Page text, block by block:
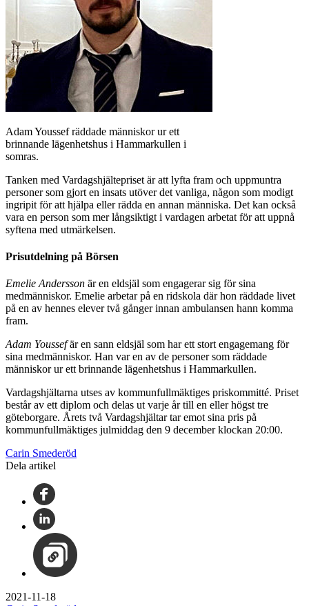
Adam Youssef räddade människor ur ett
brinnande lägenhetshus i Hammarkullen i
somras.
Tanken med Vardagshjältepriset är att lyfta fram och uppmuntra
personer som gjort en insats utöver det vanliga, någon som modigt
ingripit för att hjälpa eller rädda en annan människa. Det kan också
vara en person som mer långsiktigt i vardagen arbetat för att uppnå
syftena med utmärkelsen.
Prisutdelning på Börsen
Emelie Andersson är en eldsjäl som engagerar sig för sina
medmänniskor. Emelie arbetar på en ridskola där hon räddade livet
på en av hennes elever två gånger innan ambulansen hann komma
fram.
Adam Youssefär en sann eldsjäl som har ett stort engagemang för
sina medmänniskor. Han var en av de personer som räddade
människor ur ett brinnande lägenhetshus i Hammarkullen.
Vardagshjältarna utses av kommunfullmäktiges priskommitté. Priset
består av ett diplom och delas ut varje år till en eller högst tre
göteborgare. Årets två Vardagshjältar tar emot sina pris på
kommunfullmäktiges julmiddag den 9 december klockan 20:00.
Carin Smederöd
Dela artikel
2021-11-18